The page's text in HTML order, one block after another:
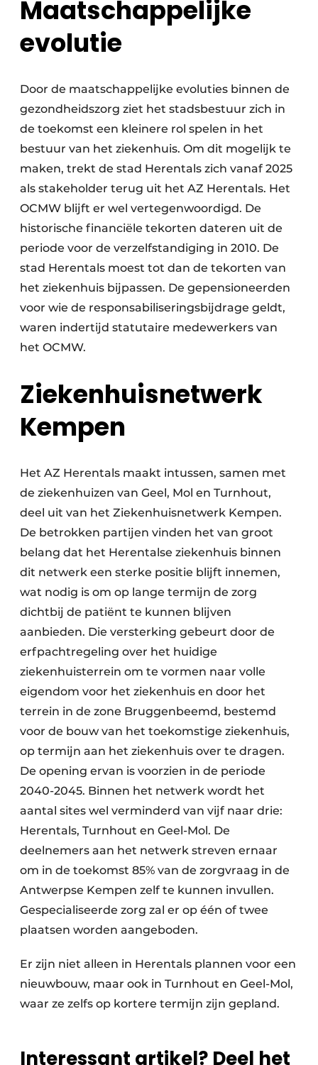
Maatschappelijke
evolutie
Door de maatschappelijke evoluties binnen de
gezondheidszorg ziet het stadsbestuur zich in
de toekomst een kleinere rol spelen in het
bestuur van het ziekenhuis. Om dit mogelijk te
maken, trekt de stad Herentals zich vanaf 2025
als stakeholder terug uit het AZ Herentals. Het
OCMW blijft er wel vertegenwoordigd. De
historische financiële tekorten dateren uit de
periode voor de verzelfstandiging in 2010. De
stad Herentals moest tot dan de tekorten van
het ziekenhuis bijpassen. De gepensioneerden
voor wie de responsabiliseringsbijdrage geldt,
waren indertijd statutaire medewerkers van
het OCMW.
Ziekenhuisnetwerk
Kempen
Het AZ Herentals maakt intussen, samen met
de ziekenhuizen van Geel, Mol en Turnhout,
deel uit van het Ziekenhuisnetwerk Kempen.
De betrokken partijen vinden het van groot
belang dat het Herentalse ziekenhuis binnen
dit netwerk een sterke positie blijft innemen,
wat nodig is om op lange termijn de zorg
dichtbij de patiënt te kunnen blijven
aanbieden. Die versterking gebeurt door de
erfpachtregeling over het huidige
ziekenhuisterrein om te vormen naar volle
eigendom voor het ziekenhuis en door het
terrein in de zone Bruggenbeemd, bestemd
voor de bouw van het toekomstige ziekenhuis,
op termijn aan het ziekenhuis over te dragen.
De opening ervan is voorzien in de periode
2040-2045. Binnen het netwerk wordt het
aantal sites wel verminderd van vijf naar drie:
Herentals, Turnhout en Geel-Mol. De
deelnemers aan het netwerk streven ernaar
om in de toekomst 85% van de zorgvraag in de
Antwerpse Kempen zelf te kunnen invullen.
Gespecialiseerde zorg zal er op één of twee
plaatsen worden aangeboden.
Er zijn niet alleen in Herentals plannen voor een
nieuwbouw, maar ook in Turnhout en Geel-Mol,
waar ze zelfs op kortere termijn zijn gepland.
Interessant artikel? Deel het